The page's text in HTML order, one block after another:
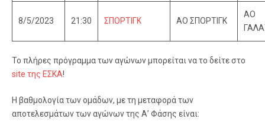
8/5/2023 21:30 ΣΠΟΡΤΙΓΚ ΑΟ ΣΠΟΡΤΙΓΚ
ΑΟ
Το πλήρες πρόγραμμα των αγώνων μπορείται να το δείτε στο
site της ΕΣΚΑ!
Η βαθμολογία των ομάδων, με τη μεταφορά των
αποτελεσμάτων των αγώνων της Α’ Φάσης είναι: